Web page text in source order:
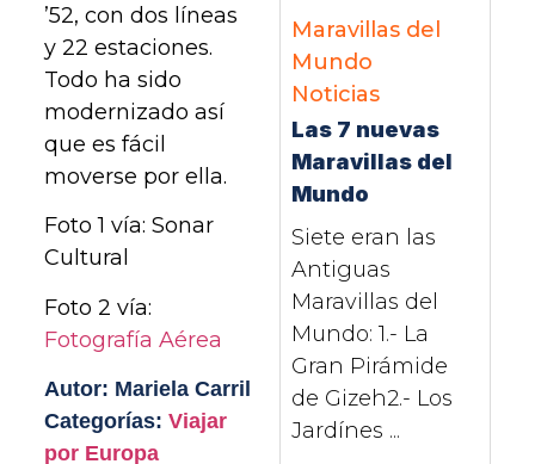
’52, con dos líneas
y 22 estaciones.
Todo ha sido
modernizado así
que es fácil
moverse por ella.
Foto 1 vía: Sonar
Cultural
Foto 2 vía:
Fotografía Aérea
Autor: Mariela Carril
Categorías:Viajar
por Europa
Maravillas del
Mundo
Noticias
Las 7 nuevas
Maravillas del
Mundo
Siete eran las
Antiguas
Maravillas del
Mundo: 1.- La
Gran Pirámide
de Gizeh2.- Los
Jardínes ...